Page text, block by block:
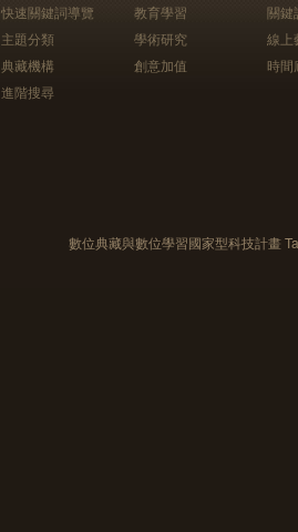
快速關鍵詞導覽
主題分類
典藏機構
進階搜尋
教育學習
學術研究
創意加值
關鍵
線上
時間
數位典藏與數位學習國家型科技計畫